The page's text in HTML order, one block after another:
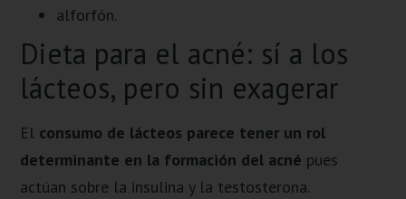
alforfón.
Dieta para el acné: sí a los
lácteos, pero sin exagerar
El consumo de lácteos parece tener un rol
determinante en la formación del acné pues
actúan sobre la insulina y la testosterona.